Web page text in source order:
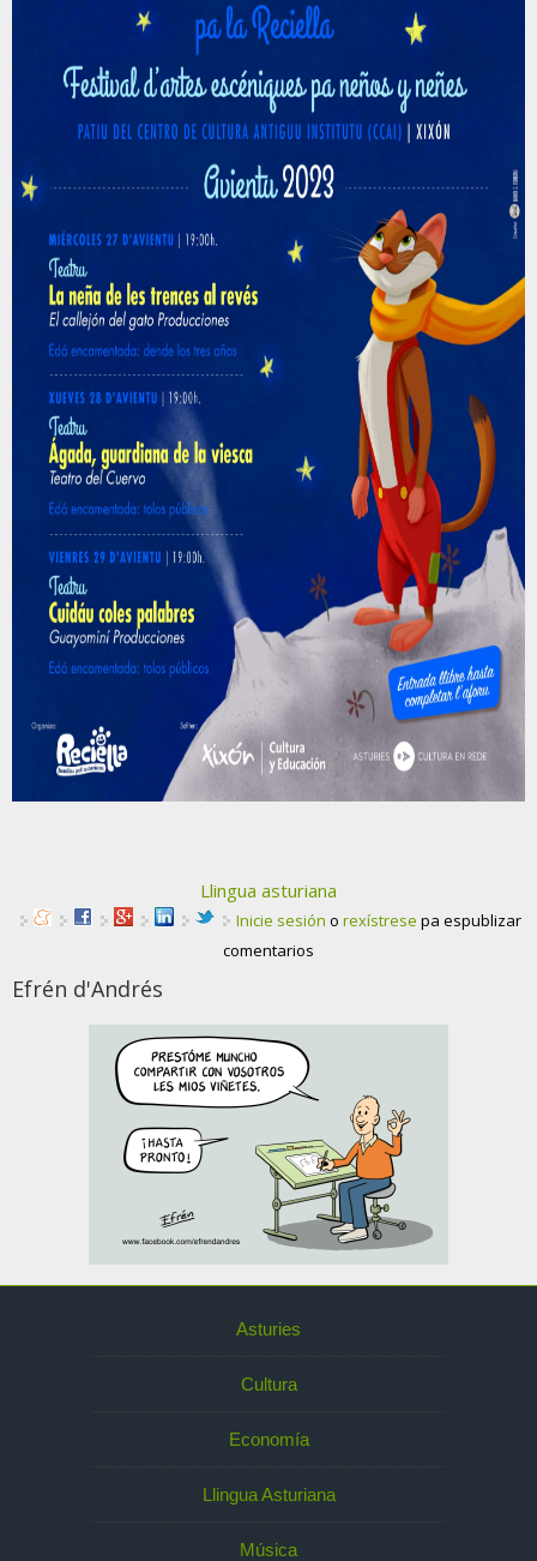
Llingua asturiana
Inicie sesión o rexístrese pa espublizar
comentarios
Efrén d'Andrés
Asturies
Cultura
Economía
Llingua Asturiana
Música